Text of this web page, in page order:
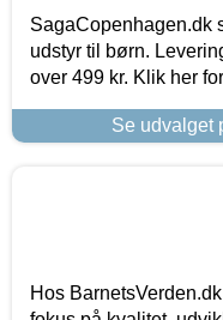
udstyr til børn.
over 499 kr. Klik her
Se udvalget
Hos